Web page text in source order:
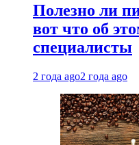
Полезно ли
вот что об
специалисты
2 года ago2 года ago